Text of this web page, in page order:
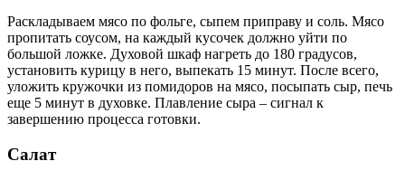
Раскладываем мясо по фольге, сыпем приправу и соль. Мясо
пропитать соусом, на каждый кусочек должно уйти по
большой ложке. Духовой шкаф нагреть до 180 градусов,
установить курицу в него, выпекать 15 минут. После всего,
уложить кружочки из помидоров на мясо, посыпать сыр, печь
еще 5 минут в духовке. Плавление сыра – сигнал к
завершению процесса готовки.
Салат